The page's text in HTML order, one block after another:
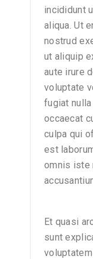
incididunt
aliqua. Ut
nostrud
ut aliquip
aute irure
voluptate
fugiat
occaecat
culpa qui
est
omnis iste
Et quasi
sunt